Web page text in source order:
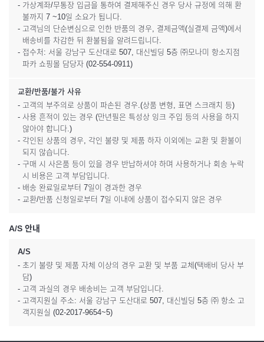
- 가상계좌/무통장 입금을 통하여 결제해주신 경우 당사 규정에 의해 환
불까지 7 ~10일 소요가 됩니다.
- 고객님의 단순변심으로 인한 반품의 경우, 결제금액(실결제 금액)에서
배송비를 차감한 뒤 환불됨을 알려드립니다.
- 접수처: 서울 강남구 도산대로 507, 대신빌딩 5층 ㈜모나미 항소지점
파카 쇼핑몰 담당자 (02-554-0911)
교환/반품/불가 사유
- 고객의 부주의로 상품이 파손된 경우.(상품 변형, 표면 스크래치 등)
- 사용 흔적이 있는 경우 (만년필은 특성상 잉크 주입 등의 사용을 하지
않아야 합니다.)
- 각인된 상품의 경우, 각인 불량 및 제품 하자 이외에는 교환 및 환불이
되지 않습니다.
- 구매 시 사은품 등이 있을 경우 반납하셔야 하며 사용하거나 회송 누락
시 비용은 고객 부담입니다.
- 배송 완료일로부터 7일이 경과한 경우
- 교환/반품 신청일로부터 7일 이내에 상품이 접수되지 않은 경우
A/S 안내
A/S
- 초기 불량 및 제품 자체 이상의 경우 교환 및 부품 교체(택배비 당사 부
담)
- 고객 과실의 경우 배송비는 고객 부담입니다.
- 고객지원실 주소: 서울 강남구 도산대로 507, 대신빌딩 5층 ㈜ 항소 고
객지원실 (02-2017-9654~5)